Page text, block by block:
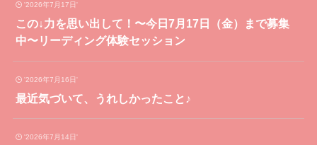
'2026年7月17日'
この↓力を思い出して！〜今日7月17日（金）まで募集
中〜リーディング体験セッション
'2026年7月16日'
最近気づいて、うれしかったこと♪
'2026年7月14日'